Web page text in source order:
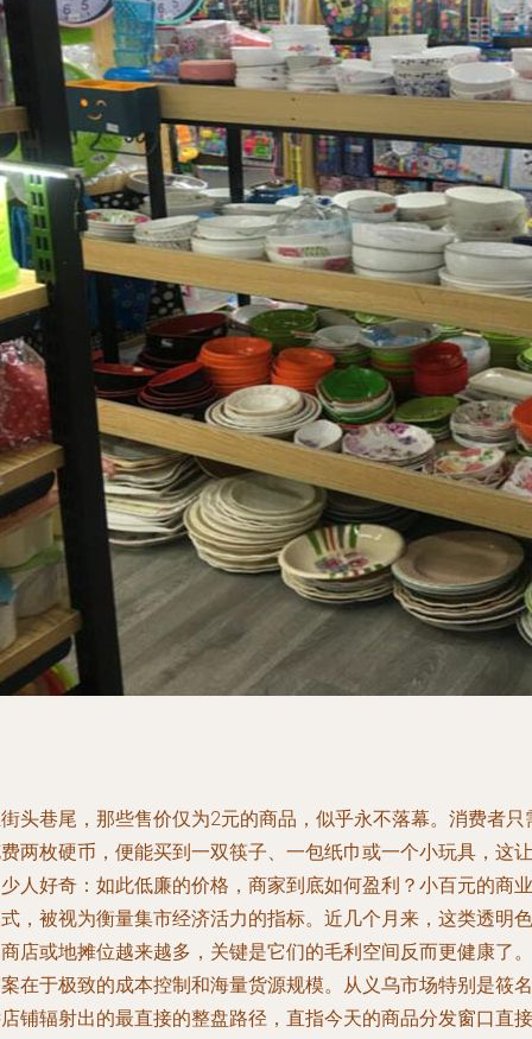
头巷尾，那些售价仅为2元的商品，似乎永不落幕。消费者只
两枚硬币，便能买到一双筷子、一包纸巾或一个小玩具，这让
人好奇：如此低廉的价格，商家到底如何盈利？小百元的商业
，被视为衡量集市经济活力的指标。近几个月来，这类透明色
店或地摊位越来越多，关键是它们的毛利空间反而更健康了。
在于极致的成本控制和海量货源规模。从义乌市场特别是筱名
铺辐射出的最直接的整盘路径，直指今天的商品分发窗口直接